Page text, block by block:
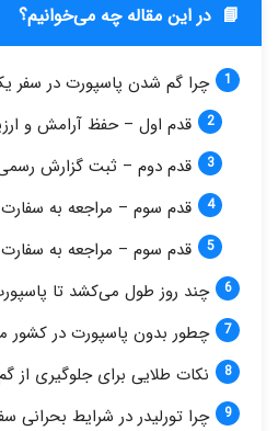
📘 در این مقاله چه می‌خوانیم؟
چرا گم شدن پاسپورت در
قدم اول – حفظ آرامش و
قدم دوم – ثبت گزارش
قدم سوم – مراجعه به سفارت
قدم سوم – مراجعه به سفارت
چند روز طول می‌کشد تا
چطور بدون پاسپورت در کشور
نکات طلایی برای جلوگیری از
چرا تورلیدر در شرایط بحرانی